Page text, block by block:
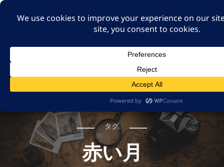
A GUT FEELING 7TH
身近な旅の記録や記憶、たまには思ったことも残そ
タグ
赤い月